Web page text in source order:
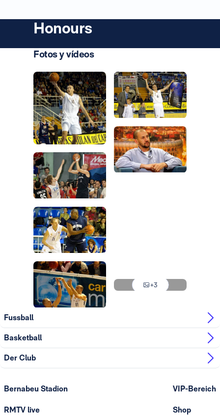
Honours
Fotos y vídeos
Foto: Real Madrid
+3
Fussball
Basketball
Der Club
Bernabeu Stadion
RMTV live
VIP-Bereich
Shop